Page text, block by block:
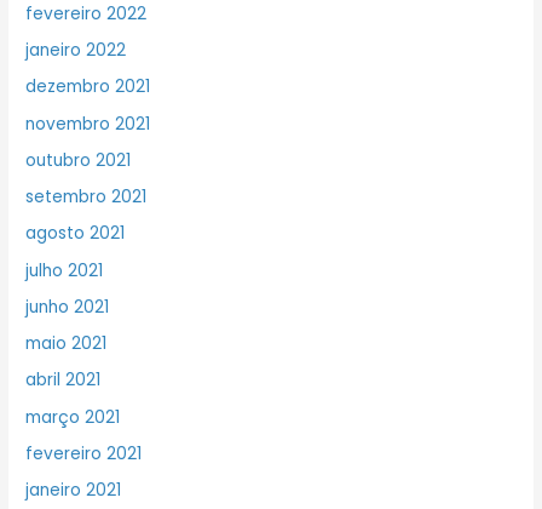
fevereiro 2022
janeiro 2022
dezembro 2021
novembro 2021
outubro 2021
setembro 2021
agosto 2021
julho 2021
junho 2021
maio 2021
abril 2021
março 2021
fevereiro 2021
janeiro 2021